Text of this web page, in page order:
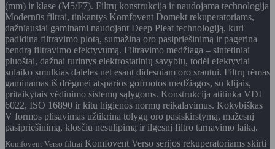
(mm) ir klase (M5/F7). Filtrų konstrukcija ir naudojama technologija
Modernūs filtrai, tinkantys Komfovent Domekt rekuperatoriams,
dažniausiai gaminami naudojant Deep Pleat technologiją, kuri
padidina filtravimo plotą, sumažina oro pasipriešinimą ir pagerina
bendrą filtravimo efektyvumą. Filtravimo medžiaga – sintetiniai
pluoštai, dažnai turintys elektrostatinių savybių, todėl efektyviai
sulaiko smulkias daleles net esant didesniam oro srautui. Filtrų rėmas
gaminamas iš drėgmei atsparios gofruotos medžiagos, su klijais,
pritaikytais vėdinimo sistemų sąlygoms. Konstrukcija atitinka VDI
6022, ISO 16890 ir kitų higienos normų reikalavimus. Kokybiškas
V formos plisavimas užtikrina tolygų oro pasiskirstymą, mažesnį
pasipriešinimą, klosčių nesulipimą ir ilgesnį filtro tarnavimo laiką.
Komfovent Verso filtrai Komfovent Verso serijos rekuperatoriams skirti